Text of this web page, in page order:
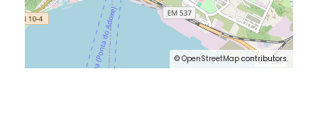
© OpenStreetMap contributors.